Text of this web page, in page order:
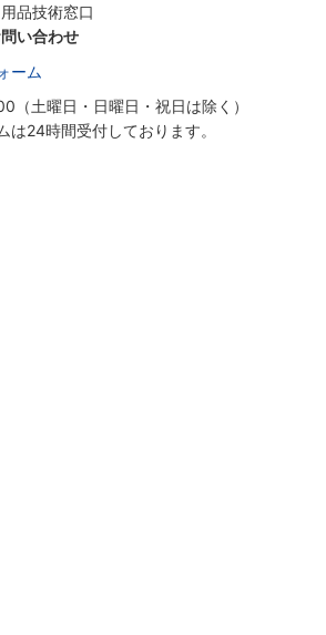
品技術窓口
い合わせ
ーム
（土曜日・日曜日・祝日は除く）
は24時間受付しております。